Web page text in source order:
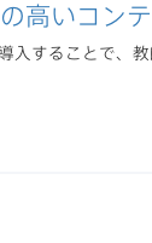
高いコン
入することで、